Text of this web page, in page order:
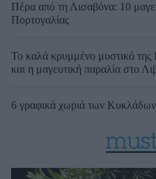
Πέρα από τη Λισαβόνα: 10
Πορτογαλίας
Το καλά κρυμμένο μυστικό
και η μαγευτική παραλία στο
6 γραφικά χωριά των Κυκλάδων